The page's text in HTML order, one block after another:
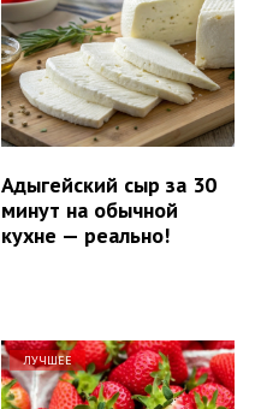
Адыгейский сыр за 30
минут на обычной
кухне — реально!
ЛУЧШЕЕ